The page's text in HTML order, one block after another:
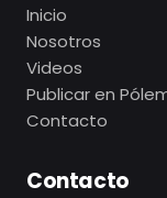
Inicio
Nosotros
Videos
Publicar en
Contacto
Contacto